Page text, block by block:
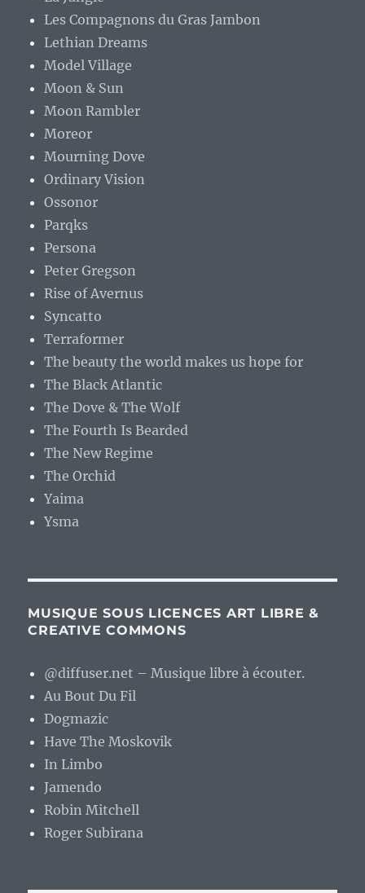
Les Compagnons du Gras Jambon
Lethian Dreams
Model Village
Moon & Sun
Moon Rambler
Moreor
Mourning Dove
Ordinary Vision
Ossonor
Parqks
Persona
Peter Gregson
Rise of Avernus
Syncatto
Terraformer
The beauty the world makes us hope for
The Black Atlantic
The Dove & The Wolf
The Fourth Is Bearded
The New Regime
The Orchid
Yaima
Ysma
MUSIQUE SOUS LICENCES ART LIBRE &
CREATIVE COMMONS
@diffuser.net – Musique libre à écouter.
Au Bout Du Fil
Dogmazic
Have The Moskovik
In Limbo
Jamendo
Robin Mitchell
Roger Subirana